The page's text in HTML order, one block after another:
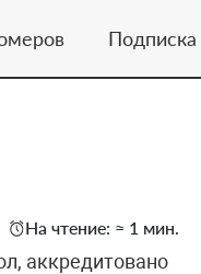
Подписка
На чтение: ≈ 1 мин.
аккредитовано